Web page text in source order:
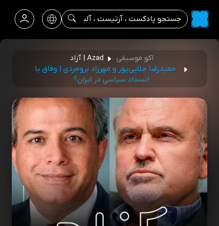
اکو موسیقی
Azad | آزاد
حمیدرضا جلایی‌پور و مهرزاد بروجردی | وفاق یا
انسداد سیاسی در ایران؟